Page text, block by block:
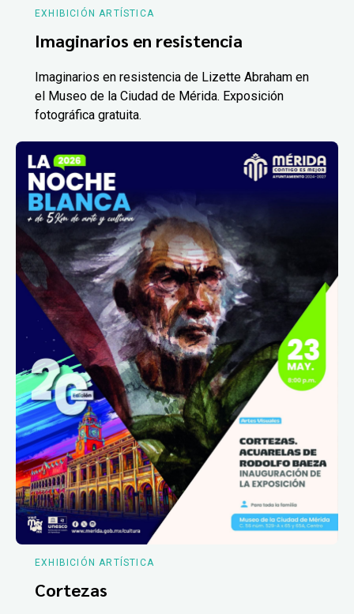
EXHIBICIÓN ARTÍSTICA
Imaginarios en resistencia
Imaginarios en resistencia de Lizette Abraham en
el Museo de la Ciudad de Mérida. Exposición
fotográfica gratuita.
EXHIBICIÓN ARTÍSTICA
Cortezas